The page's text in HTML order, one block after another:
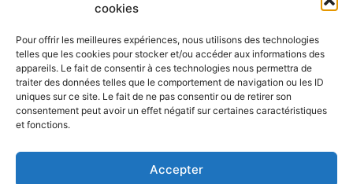
cookies
Pour offrir les meilleures expériences, nous utilisons des technologies
telles que les cookies pour stocker et/ou accéder aux informations des
appareils. Le fait de consentir à ces technologies nous permettra de
traiter des données telles que le comportement de navigation ou les ID
uniques sur ce site. Le fait de ne pas consentir ou de retirer son
consentement peut avoir un effet négatif sur certaines caractéristiques
et fonctions.
Accepter
© Christophe FAUST – Reproduction interdite
sans autorisation – Mentions légales